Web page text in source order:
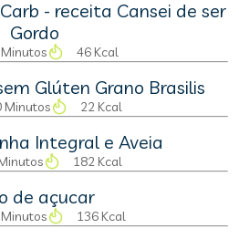
- receita Cansei de ser
Gordo
46 Kcal
Glúten Grano Brasilis
Minutos 22 Kcal
Integral e Aveia
182 Kcal
de açucar
136 Kcal